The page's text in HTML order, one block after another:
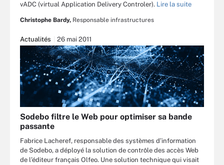
vADC (virtual Application Delivery Controler). Lire la suite
Christophe Bardy, Responsable infrastructures
Actualités 26 mai 2011
Sodebo filtre le Web pour optimiser sa bande
passante
Fabrice Lacheref, responsable des systèmes d’information
de Sodebo, a déployé la solution de contrôle des accès Web
de l’éditeur français Olfeo. Une solution technique qui visait